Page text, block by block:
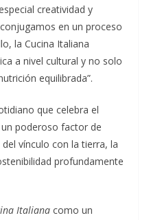
creatividad y
en un proceso
la Cucina Italiana
a nivel cultural y no solo
equilibrada”.
que celebra el
poderoso factor de
vínculo con la tierra, la
profundamente
Italiana como un